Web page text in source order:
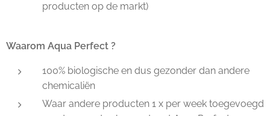
producten op de markt)
Waarom Aqua Perfect ?
100% biologische en dus gezonder dan andere
chemicaliën
Waar andere producten 1 x per week toegevoegd